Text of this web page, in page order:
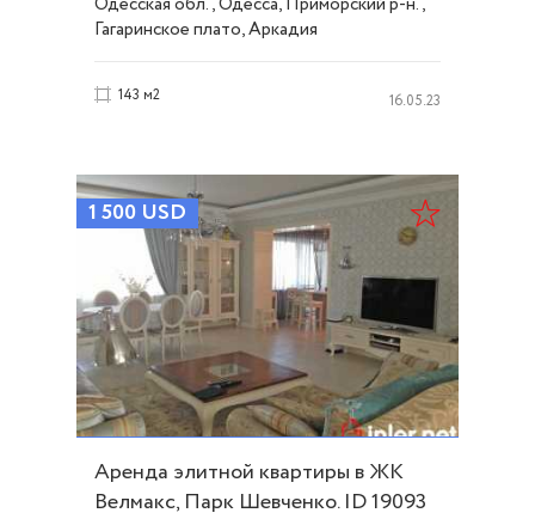
Гагаринское плато, Аркадия
143 м2 16.05.23
1 500 USD
Аренда элитной квартиры в ЖК
Велмакс, Парк Шевченко. ID 19093